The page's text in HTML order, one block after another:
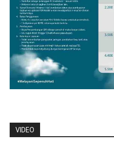
VIDEO